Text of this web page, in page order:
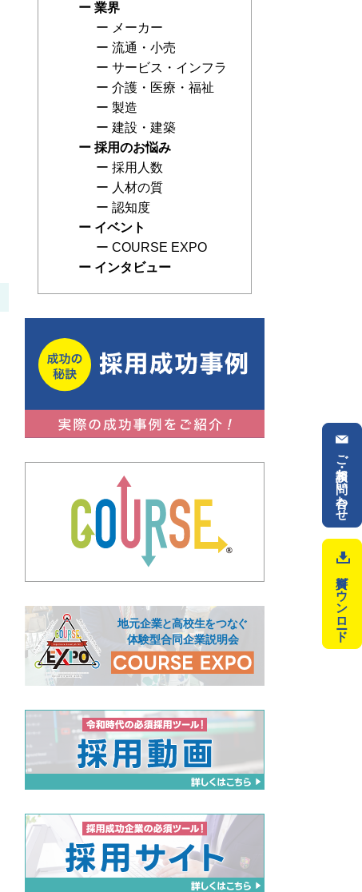
ご相談・お問い合わせ
資料ダウンロード
業界
メーカー
流通・小売
サービス・インフラ
介護・医療・福祉
製造
建設・建築
採用のお悩み
採用人数
人材の質
認知度
イベント
COURSE EXPO
インタビュー